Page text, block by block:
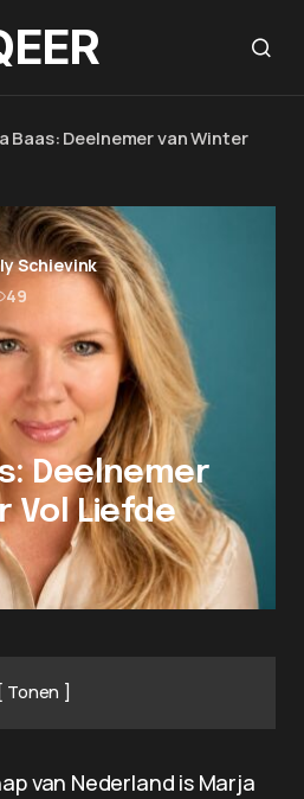
Baas: Deelnemer van Winter
Schievink
49
Deelnemer
Vol Liefde
Tonen
van Nederland is Marja